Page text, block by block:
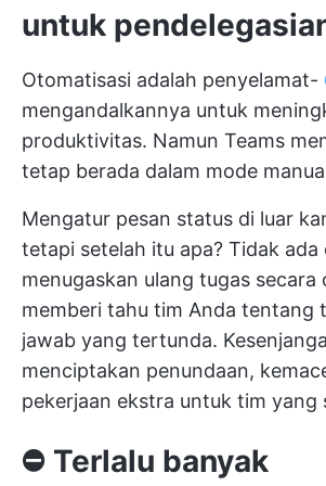
untuk
Otomatisasi adalah penyelamat-
mengandalkannya untuk
produktivitas. Namun Teams
tetap berada dalam mode
Mengatur pesan status di luar
tetapi setelah itu apa? Tidak ada
menugaskan ulang tugas secara
memberi tahu tim Anda tentang
jawab yang tertunda.
menciptakan penundaan,
pekerjaan ekstra untuk tim yang
⛔️ Terlalu banyak